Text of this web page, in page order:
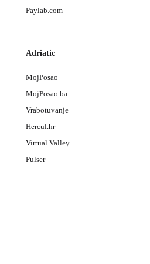
Paylab.com
Adriatic
MojPosao
MojPosao.ba
Vrabotuvanje
Hercul.hr
Virtual Valley
Pulser